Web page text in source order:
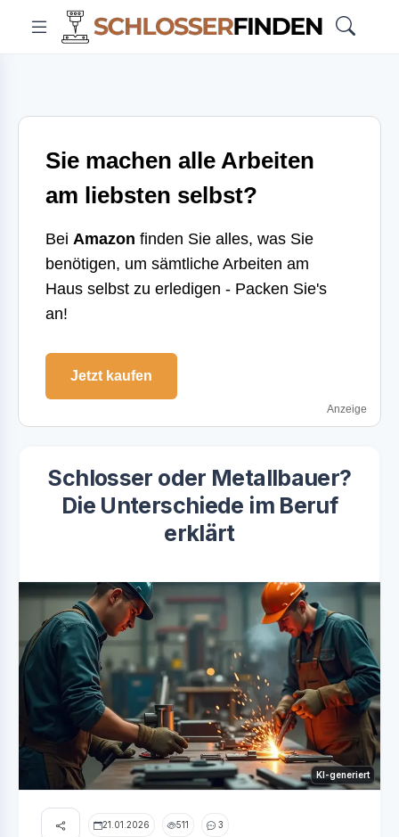
Sie machen alle Arbeiten
am liebsten selbst?
Bei Amazon finden Sie alles, was Sie
benötigen, um sämtliche Arbeiten am
Haus selbst zu erledigen - Packen Sie's
an!
Jetzt kaufen
Anzeige
Schlosser oder Metallbauer?
Die Unterschiede im Beruf
erklärt
KI-generiert
21.01.2026 511 3